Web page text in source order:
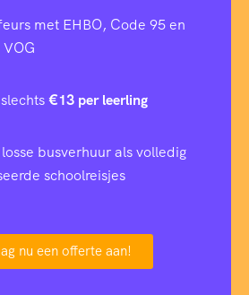
met EHBO, Code 95 en
€13 per leerling
busverhuur als volledig
schoolreisjes
nu een offerte aan!